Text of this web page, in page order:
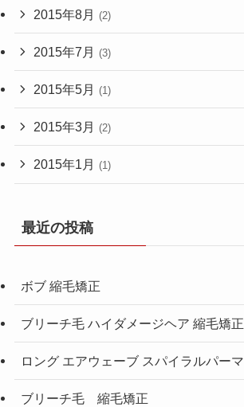
2015年8月 (2)
2015年7月 (3)
2015年5月 (1)
2015年3月 (2)
2015年1月 (1)
最近の投稿
ボブ 縮毛矯正
ブリーチ毛 ハイダメージヘア 縮毛矯正
ロング エアウェーブ スパイラルパーマ
ブリーチ毛 縮毛矯正